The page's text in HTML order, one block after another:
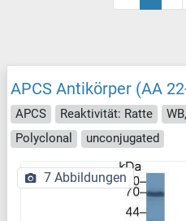
APCS Antikörper (AA
APCS Reaktivität: Ratte
Polyclonal
unconjugated
7 Abbildungen